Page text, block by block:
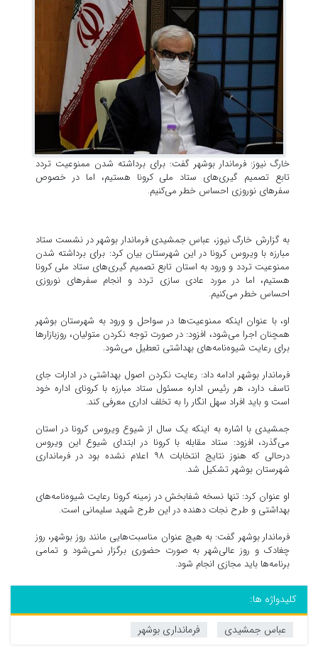
خارگ نیوز: فرماندار بوشهر گفت: برای برداشته شدن ممنوعیت تردد
تابع تصمیم گیری‌های ستاد ملی کرونا هستیم، اما در خصوص
سفر‌های نوروزی احساس خطر می‌کنیم.
به گزارش خارگ نیوز، عباس جمشیدی فرماندار بوشهر در نشست ستاد
مبارزه با ویروس کرونا در این شهرستان بیان کرد: برای برداشته شدن
ممنوعیت تردد و ورود به استان تابع تصمیم گیری‌های ستاد ملی کرونا
هستیم، اما در مورد عادی سازی تردد و انجام سفر‌های نوروزی
احساس خطر می‌کنیم.
او، با عنوان اینکه ممنوعیت‌ها در سواحل و ورود به شهرستان بوشهر
همچنان اجرا می‌شود، افزود: در صورت توجه نکردن متولیان، روزبازار‌ها
برای رعایت شیوه‌نامه‌های بهداشتی تعطیل می‌شود.
فرماندار بوشهر ادامه داد: رعایت نکردن اصول بهداشتی در ادارات جای
تاسف دارد، هر رئیس اداره مسئول ستاد مبارزه با کرونای اداره خود
است و باید افراد سهل انگار را به تخلف اداری معرفی کند.
جمشیدی با اشاره به اینکه یک سال از شیوع ویروس کرونا در استان
می‌گذرد، افزود: ستاد مقابله با کرونا در ابتدای شیوع این ویروس
درحالی که هنوز نتایج انتخابات ۹۸ اعلام نشده بود در فرمانداری
شهرستان بوشهر تشکیل شد.
او عنوان کرد: تنها نسخه شفابخش در زمینه کرونا رعایت شیوه‌نامه‌های
بهداشتی و طرح نجات دهنده در این طرح شهید سلیمانی است.
فرماندار بوشهر گفت: به هیچ عنوان مناسبت‌هایی مانند روز بوشهر، روز
چغادک و روز عالی‌شهر به صورت حضوری برگزار نمی‌شود و تمامی
برنامه‌ها باید مجازی انجام شود.
کلیدواژه ها:
عباس جمشیدی
فرمانداری بوشهر